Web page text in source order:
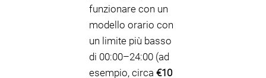
funzionare con un
modello orario con
un limite più basso
di 00:00–24:00 (ad
esempio, circa €10